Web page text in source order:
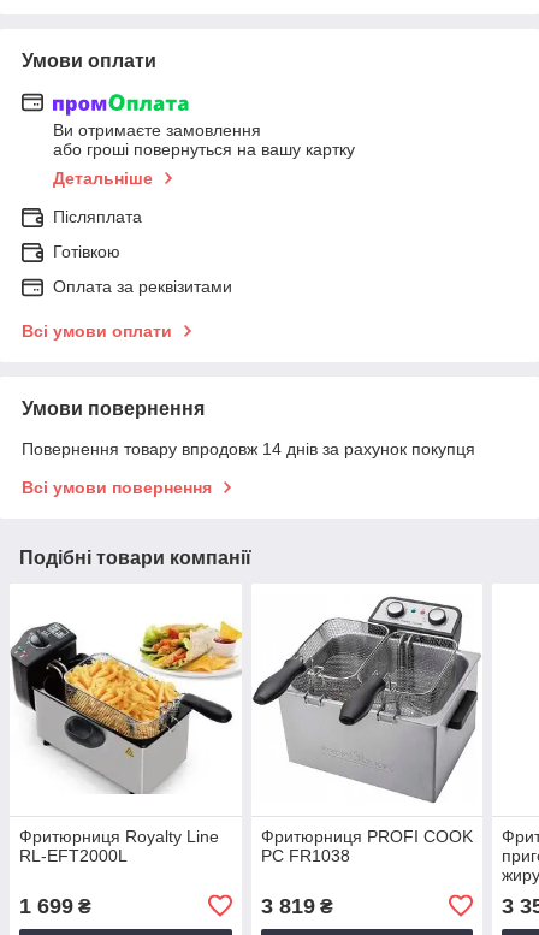
Умови оплати
Ви отримаєте замовлення
або гроші повернуться на вашу картку
Детальніше
Післяплата
Готівкою
Оплата за реквізитами
Всі умови оплати
Умови повернення
Повернення товару впродовж 14 днів за рахунок покупця
Всі умови повернення
Подібні товари компанії
Фритюрниця Royalty Line
RL-EFT2000L
1 699 ₴
Фритюрниця PROFI COOK
PC FR1038
3 819₴ 3